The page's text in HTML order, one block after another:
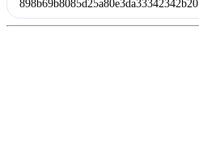
898b69b8085d25a80e3da33342342b20